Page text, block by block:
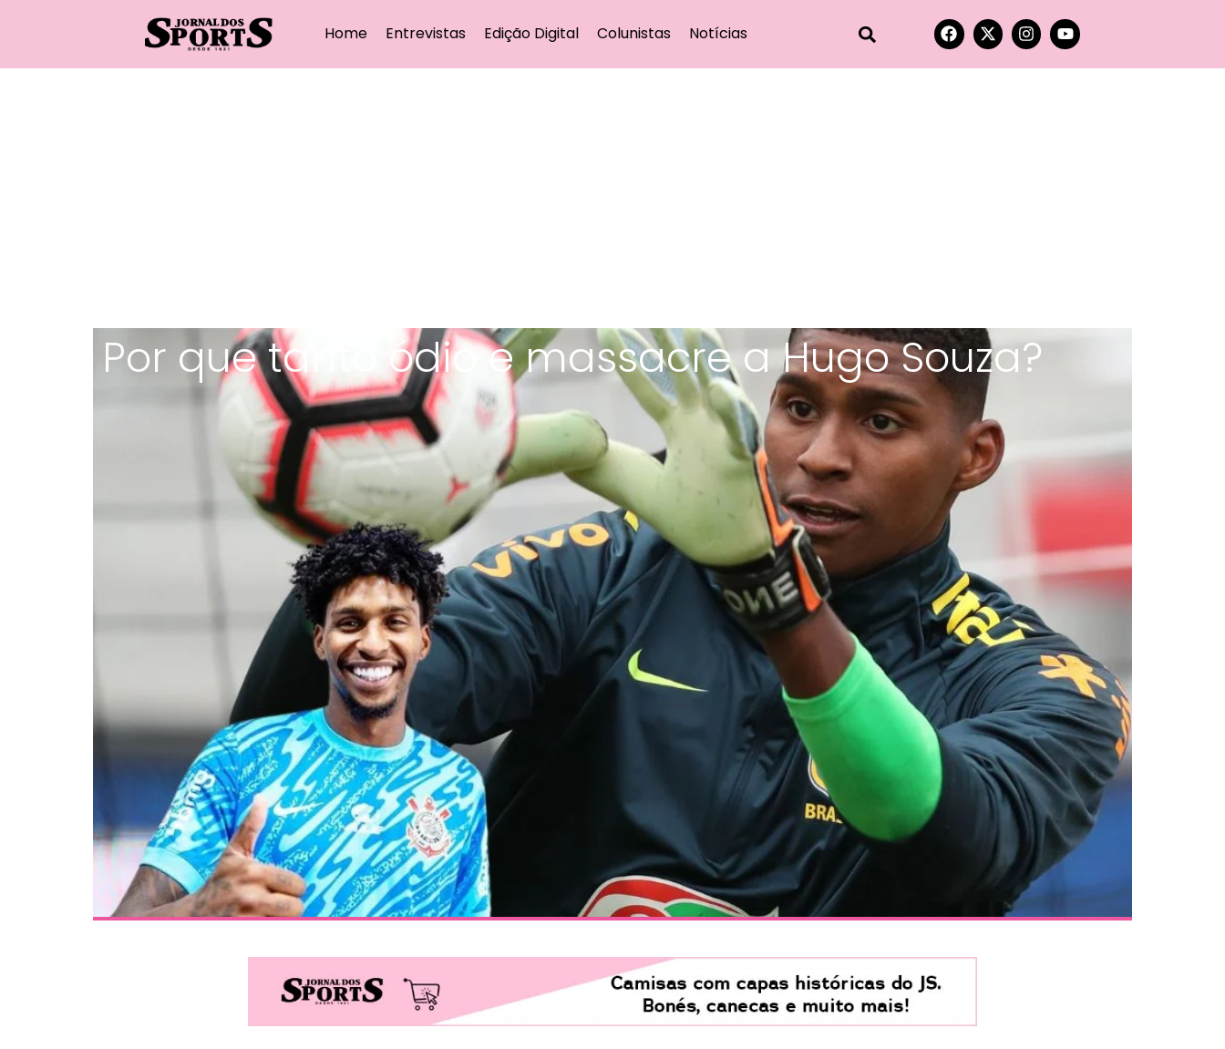
Home Entrevistas Edição Digital Colunistas Notícias
Por que tanto ódio e massacre a Hugo Souza?